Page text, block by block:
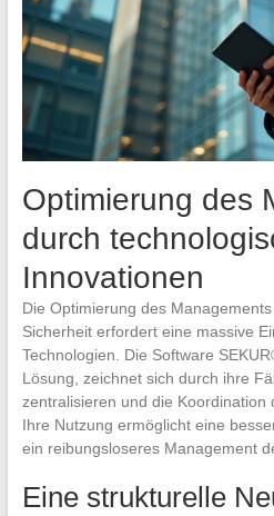
Optimierung des
durch
Innovationen
Die Optimierung des
Sicherheit erfordert eine massive
Technologien. Die Software
Lösung, zeichnet sich durch ihre
zentralisieren und die Koordination
Ihre Nutzung ermöglicht eine
ein reibungsloseres Management
Eine strukturelle